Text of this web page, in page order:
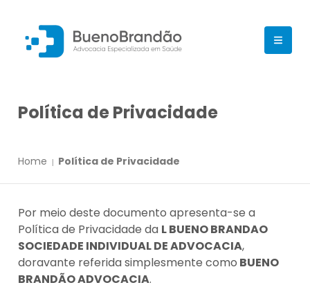
Política de Privacidade
Home Política de Privacidade
Por meio deste documento apresenta-se a
Política de Privacidade da L BUENO BRANDAO
SOCIEDADE INDIVIDUAL DE ADVOCACIA,
doravante referida simplesmente como BUENO
BRANDÃO ADVOCACIA.